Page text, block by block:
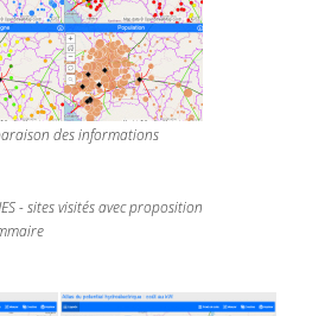
des informations
-sites visités avec proposition